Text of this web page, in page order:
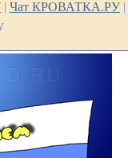
| Чат КРОВАТКА.РУ|